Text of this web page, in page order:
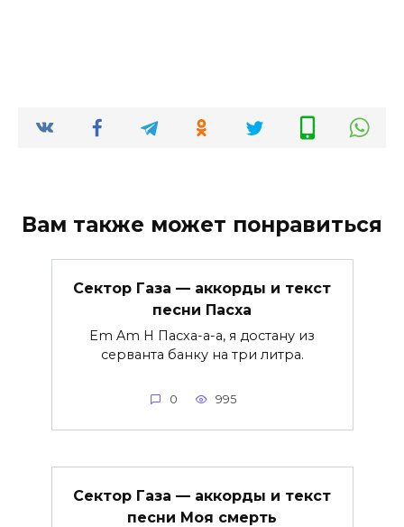
Вам также может понравиться
Сектор Газа — аккорды и текст
песни Пасха
Em Am H Пасха-а-а, я достану из
серванта банку на три литра.
0 995
Сектор Газа — аккорды и текст
песни Моя смерть